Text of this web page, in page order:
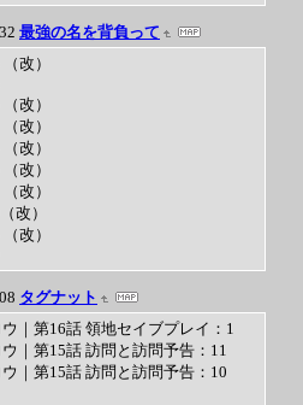
最強の名を背負って
改）
改）
改）
改）
改）
改）
改）
改）
タグナット
｜第16話 領地セイブプレイ：1
｜第15話 訪問と訪問予告：11
｜第15話 訪問と訪問予告：10